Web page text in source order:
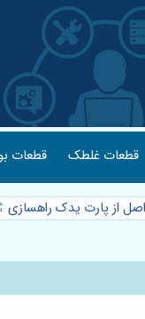
قطعات غلطک قطعات
اصل از پارت یدک